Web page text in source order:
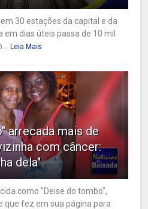
30 estações da capital e da
em dias úteis passa de 10 mil
Leia Mais
arrecada mais de
com câncer:
dela"
como "Deise do tombo",
que fez em sua página para